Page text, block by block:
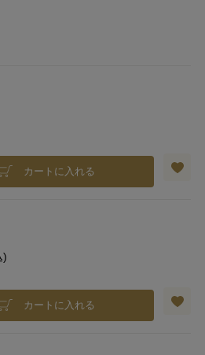
カートに入れる
)
カートに入れる